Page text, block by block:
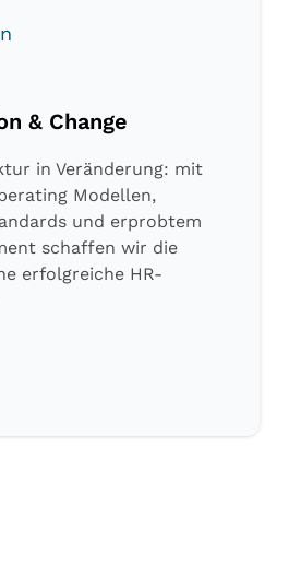
& Change
in Veränderung: mit
Modellen,
und erprobtem
schaffen wir die
erfolgreiche HR-